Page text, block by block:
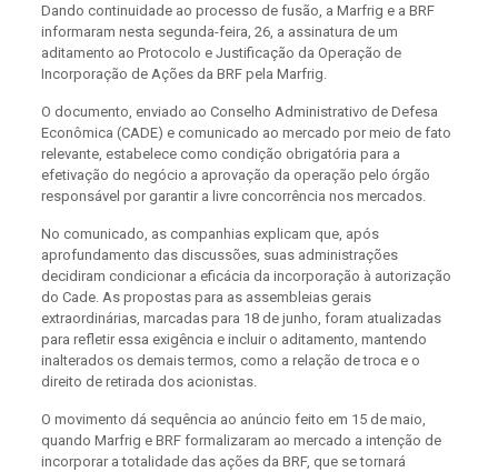
Dando continuidade ao processo de fusão, a Marfrig e a BRF
informaram nesta segunda-feira, 26, a assinatura de um
aditamento ao Protocolo e Justificação da Operação de
Incorporação de Ações da BRF pela Marfrig.
O documento, enviado ao Conselho Administrativo de Defesa
Econômica (CADE) e comunicado ao mercado por meio de fato
relevante, estabelece como condição obrigatória para a
efetivação do negócio a aprovação da operação pelo órgão
responsável por garantir a livre concorrência nos mercados.
No comunicado, as companhias explicam que, após
aprofundamento das discussões, suas administrações
decidiram condicionar a eficácia da incorporação à autorização
do Cade. As propostas para as assembleias gerais
extraordinárias, marcadas para 18 de junho, foram atualizadas
para refletir essa exigência e incluir o aditamento, mantendo
inalterados os demais termos, como a relação de troca e o
direito de retirada dos acionistas.
O movimento dá sequência ao anúncio feito em 15 de maio,
quando Marfrig e BRF formalizaram ao mercado a intenção de
incorporar a totalidade das ações da BRF, que se tornará